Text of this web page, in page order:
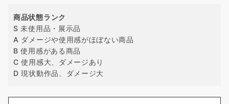
商品状態ランク
S 未使用品・展示品
A ダメージや使用感がほぼない商品
B 使用感がある商品
C 使用感大、ダメージあり
D 現状動作品、ダメージ大